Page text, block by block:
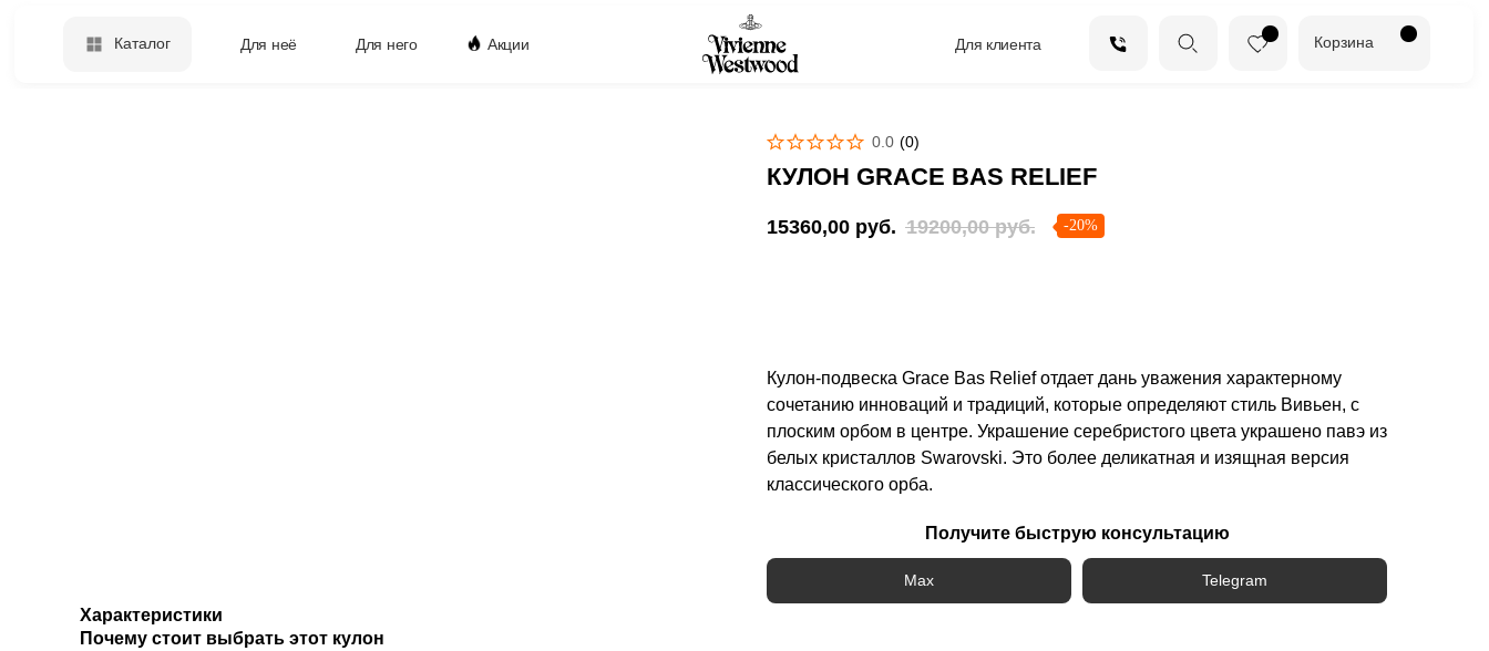
Для него Акции
Для неё Для клиента Корзина
Каталог
0.0 (0)
КУЛОН GRACE BAS RELIEF
15360,00 руб. 19200,00 руб. -20%
Кулон-подвеска Grace Bas Relief отдает дань уважения характерному
сочетанию инноваций и традиций, которые определяют стиль Вивьен, с
плоским орбом в центре. Украшение серебристого цвета украшено павэ из
белых кристаллов Swarovski. Это более деликатная и изящная версия
классического орба.
Получите быструю консультацию
Max Telegram
Характеристики
Почему стоит выбрать этот кулон